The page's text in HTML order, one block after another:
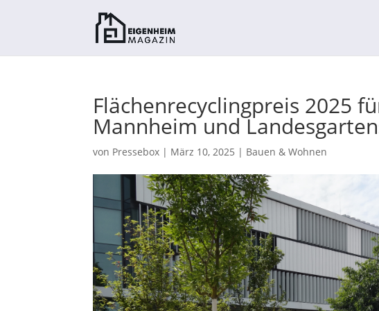
Flächenrecyclingpreis 2025
Mannheim und
von Pressebox | März 10, 2025 | Bauen & Wohnen